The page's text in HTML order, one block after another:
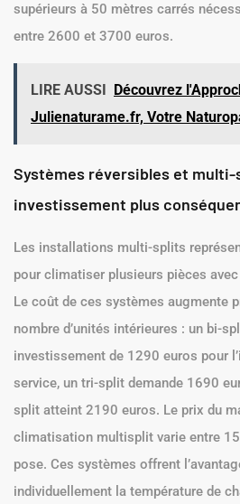
supérieurs à 50 mètres carrés
entre 2600 et 3700 euros.
LIRE AUSSI Découvrez
Julienaturame.fr, Votre
Systèmes réversibles et multi-
investissement plus
Les installations multi-splits
pour climatiser plusieurs pièces
Le coût de ces systèmes augmente
nombre d’unités intérieures : un bi-
investissement de 1290 euros pour
service, un tri-split demande 1690
split atteint 2190 euros. Le prix du
climatisation multisplit varie entre
pose. Ces systèmes offrent
individuellement la température de